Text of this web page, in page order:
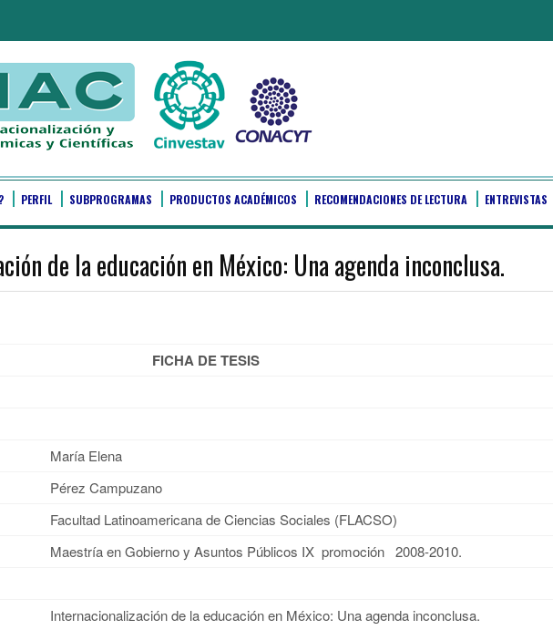
PERFIL SUBPROGRAMAS PRODUCTOS ACADÉMICOS RECOMENDACIONES DE LECTURA ENTREVISTAS
de la educación en México: Una agenda inconclusa.
FICHA DE TESIS
María Elena
Pérez Campuzano
Facultad Latinoamericana de Ciencias Sociales (FLACSO)
Maestría en Gobierno y Asuntos Públicos IX promoción 2008-2010.
Internacionalización de la educación en México: Una agenda inconclusa.